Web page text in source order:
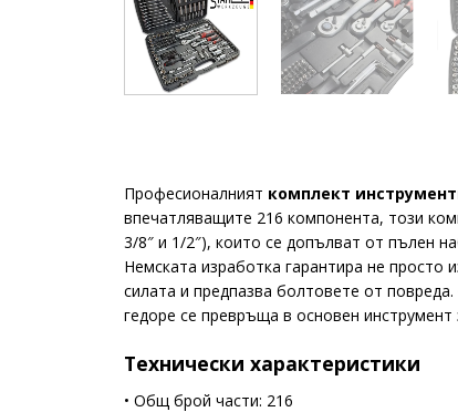
Професионалният комплект
впечатляващите 216 компонента, този
3/8″ и 1/2″), които се допълват от пълен
Немската изработка гарантира не просто
силата и предпазва болтовете от
гедоре се превръща в основен
Технически характеристики
• Общ брой части: 216